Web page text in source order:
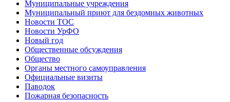
Муниципальные учреждения
Муниципальный приют для бездомных животных
Новости ТОС
Новости УрФО
Новый год
Общественные обсуждения
Общество
Органы местного самоуправления
Официальные визиты
Паводок
Пожарная безопасность